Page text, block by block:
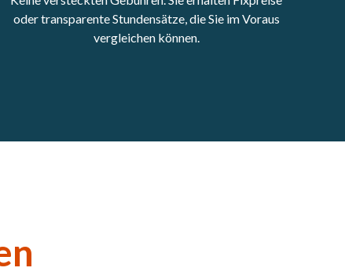
oder transparente Stundensätze, die Sie im Voraus
vergleichen können.